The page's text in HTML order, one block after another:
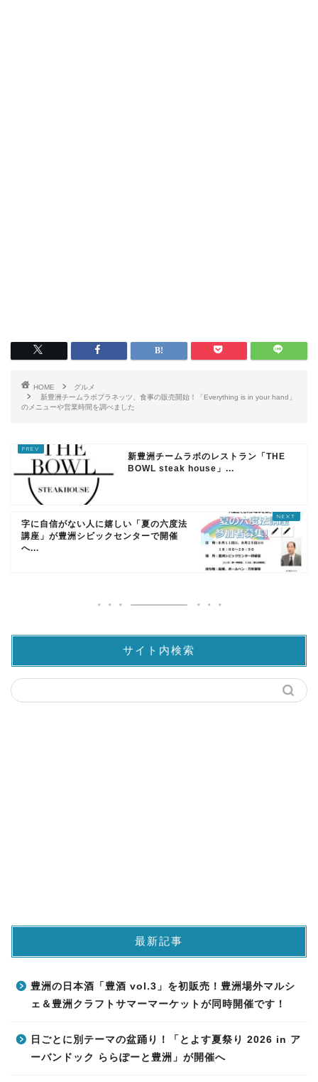
HOME
グルメ
新豊洲チームラボプラネッツ、食事の販売開始！「Everything is in your hand」
のメニューや営業時間を調べました
新豊洲チームラボのレストラン「THE
BOWL steak house」...
字に自信がない人に嬉しい「夏の六度法
講座」が豊洲シビックセンターで開催
へ...
サイト内検索
最新記事
豊洲の日本酒「豊酒 vol.3」を初販売！豊洲場外マルシ
ェ＆豊洲クラフトサマーマーケットが同時開催です！
日ごとに別テーマの盆踊り！「とよす夏祭り 2026 in ア
ーバンドック ららぽーと豊洲」が開催へ